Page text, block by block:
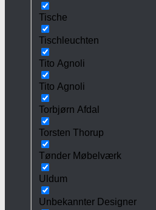
Tische
Tischleuchten
Tito Agnoli
Tito Agnoli
Torbjørn Afdal
Torsten Thorup
Tønder Møbelværk
Uldum
Unbekannter Designer